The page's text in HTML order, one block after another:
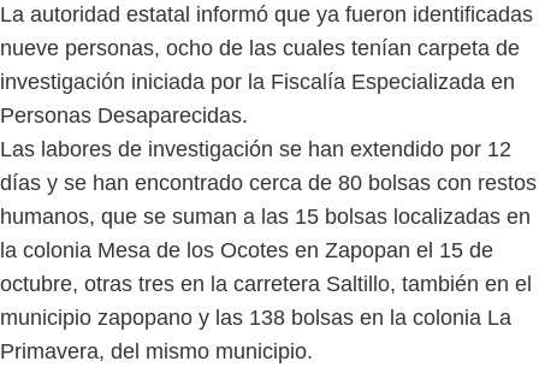
La autoridad estatal informó que ya fueron identificadas
nueve personas, ocho de las cuales tenían carpeta de
investigación iniciada por la Fiscalía Especializada en
Personas Desaparecidas.
Las labores de investigación se han extendido por 12
días y se han encontrado cerca de 80 bolsas con restos
humanos, que se suman a las 15 bolsas localizadas en
la colonia Mesa de los Ocotes en Zapopan el 15 de
octubre, otras tres en la carretera Saltillo, también en el
municipio zapopano y las 138 bolsas en la colonia La
Primavera, del mismo municipio.